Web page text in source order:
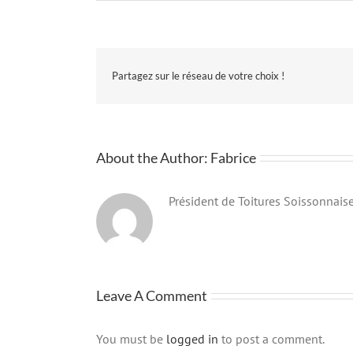
Partagez sur le réseau de votre choix !
About the Author: Fabrice
Président de Toitures
Leave A Comment
You must be logged in to post a comment.